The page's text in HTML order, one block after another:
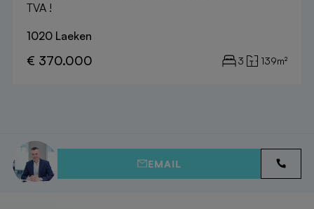
TVA !
1020 Laeken
€ 370.000 3 139m²
EMAIL